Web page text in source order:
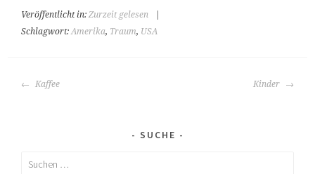
Veröffentlicht in:Zurzeit gelesen
Schlagwort:Amerika, Traum, USA
BEITRAGS-
Kaffee Kinder
SUCHE
Suchen